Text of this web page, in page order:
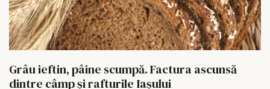
Grâu ieftin, pâine scumpă. Factura ascunsă
dintre câmp și rafturile Iașului